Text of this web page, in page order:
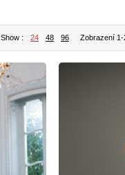
Show : 24 48 96 Zobrazení 1-